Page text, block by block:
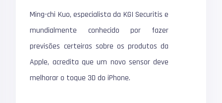
Ming-chi Kuo, especialista da KGI Securitis e
mundialmente conhecido por fazer
previsões certeiras sobre os produtos da
Apple, acredita que um novo sensor deve
melhorar o toque 3D do iPhone.